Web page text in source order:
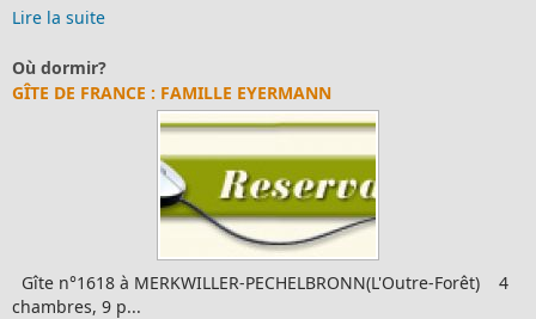
Lire la suite
Où dormir?
GÎTE DE FRANCE : FAMILLE EYERMANN
Gîte n°1618 à MERKWILLER-PECHELBRONN(L'Outre-Forêt) 4
chambres, 9 p...